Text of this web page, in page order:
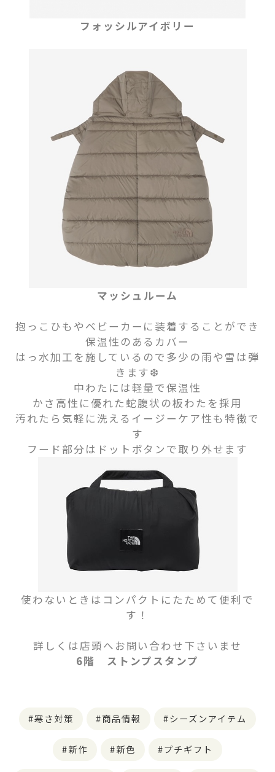
フォッシルアイボリー
マッシュルーム
抱っこひもやベビーカーに装着することができ
保温性のあるカバー
はっ水加工を施しているので多少の雨や雪は弾
きます❆
中わたには軽量で保温性
かさ高性に優れた蛇腹状の板わたを採用
汚れたら気軽に洗えるイージーケア性も特徴で
す
フード部分はドットボタンで取り外せます
使わないときはコンパクトにたためて便利で
す！
詳しくは店頭へお問い合わせ下さいませ
6階 ストンプスタンプ
寒さ対策 商品情報 シーズンアイテム
新作 新色 プチギフト